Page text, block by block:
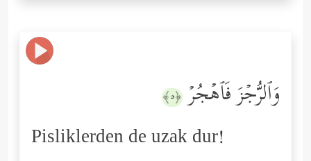
وَٱلرُّجۡزَ فَٱهۡجُرۡ ﴿٥﴾
Pisliklerden de uzak dur!